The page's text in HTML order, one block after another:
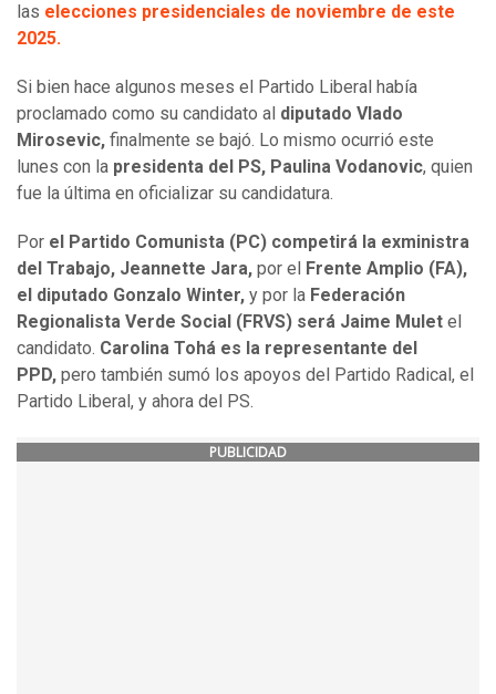
las elecciones presidenciales de noviembre de este
2025.
Si bien hace algunos meses el Partido Liberal había
proclamado como su candidato al diputado Vlado
Mirosevic, finalmente se bajó. Lo mismo ocurrió este
lunes con la presidenta del PS, Paulina Vodanovic, quien
fue la última en oficializar su candidatura.
Por el Partido Comunista (PC) competirá la exministra
del Trabajo, Jeannette Jara, por el Frente Amplio (FA),
el diputado Gonzalo Winter, y por la Federación
Regionalista Verde Social (FRVS) será Jaime Mulet el
candidato. Carolina Tohá es la representante del
PPD, pero también sumó los apoyos del Partido Radical, el
Partido Liberal, y ahora del PS.
PUBLICIDAD